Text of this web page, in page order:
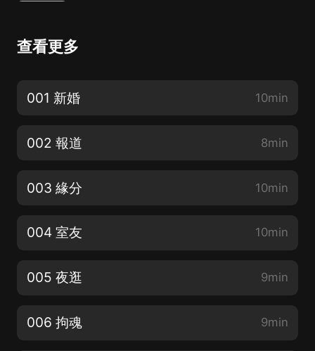
查看更多
001 新婚 10min
002 報道 8min
003 緣分 10min
004 室友 10min
005 夜逛 9min
006 拘魂 9min